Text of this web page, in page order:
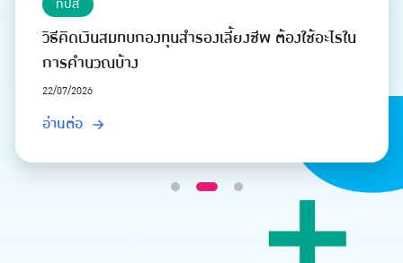
วิธีคิดเงินสมทบกองทุนสำรองเลี้ยงชีพ ต้องใช้อะไรใน
การคำนวณบ้าง
22/07/2026
อ่านต่อ